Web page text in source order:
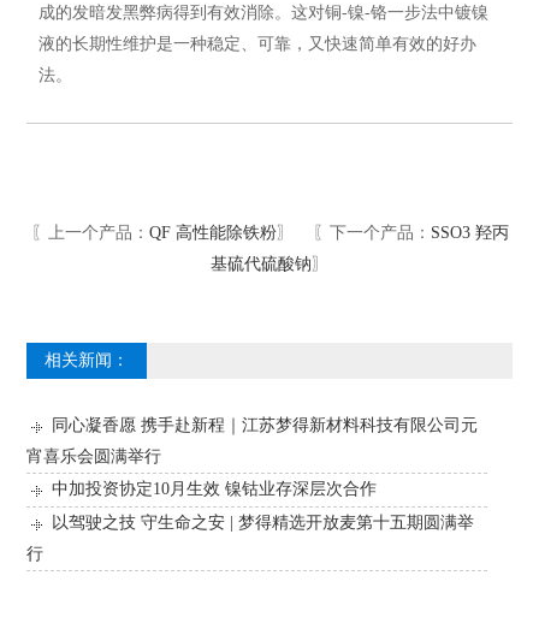
成的发暗发黑弊病得到有效消除。这对铜-镍-铬一步法中镀镍
液的长期性维护是一种稳定、可靠，又快速简单有效的好办
法。
〖上一个产品： QF 高性能除铁粉〗 〖下一个产品： SSO3 羟丙
基硫代硫酸钠〗
相关新闻：
同心凝香愿 携手赴新程｜江苏梦得新材料科技有限公司元
宵喜乐会圆满举行
中加投资协定10月生效 镍钴业存深层次合作
以驾驶之技 守生命之安 | 梦得精选开放麦第十五期圆满举
行